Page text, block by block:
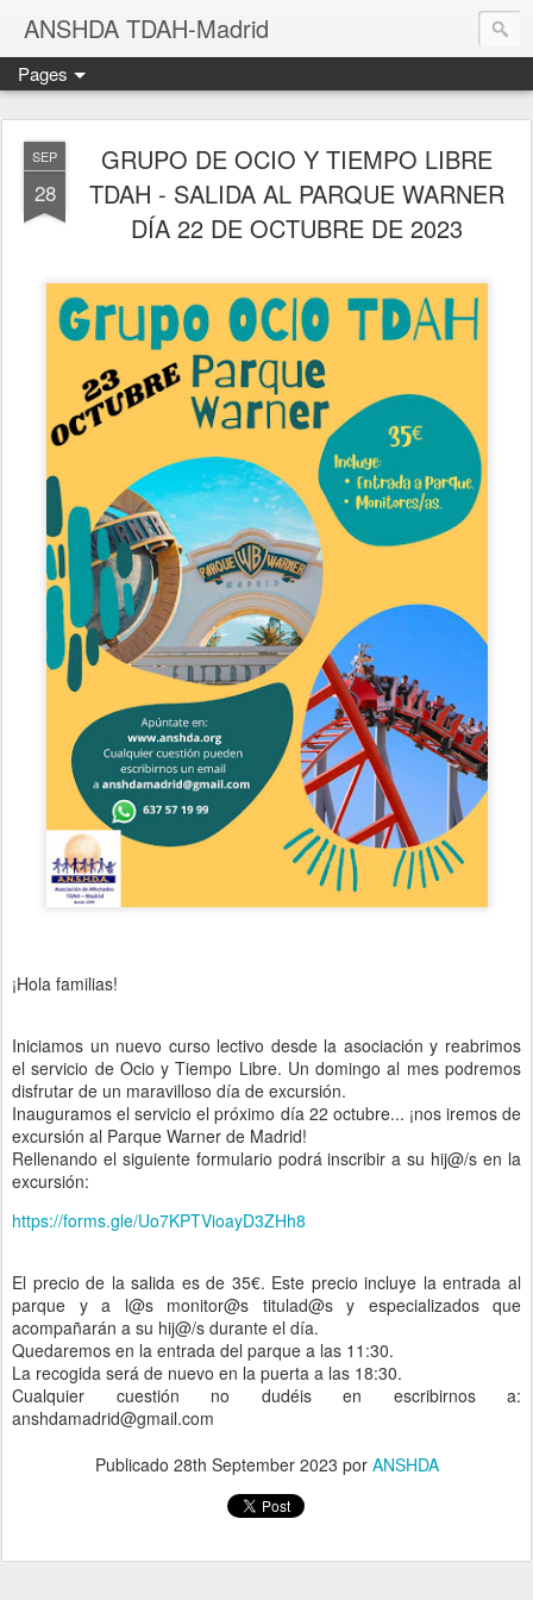
ANSHDA TDAH-Madrid
Pages
SEP
28
GRUPO DE OCIO Y TIEMPO LIBRE
TDAH - SALIDA AL PARQUE WARNER
DÍA 22 DE OCTUBRE DE 2023
¡Hola familias!
Iniciamos un nuevo curso lectivo desde la asociación y reabrimos
el servicio de Ocio y Tiempo Libre. Un domingo al mes podremos
disfrutar de un maravilloso día de excursión.
Inauguramos el servicio el próximo día 22 octubre... ¡nos iremos de
excursión al Parque Warner de Madrid!
Rellenando el siguiente formulario podrá inscribir a su hij@/s en la
excursión:
https://forms.gle/Uo7KPTVioayD3ZHh8
El precio de la salida es de 35€. Este precio incluye la entrada al
parque y a l@s monitor@s titulad@s y especializados que
acompañarán a su hij@/s durante el día.
Quedaremos en la entrada del parque a las 11:30.
La recogida será de nuevo en la puerta a las 18:30.
Cualquier cuestión no dudéis en escribirnos a:
anshdamadrid@gmail.com
Publicado 28th September 2023 por ANSHDA